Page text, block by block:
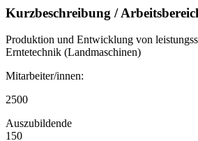
Kurzbeschreibung /
Produktion und Entwicklung von
Erntetechnik (Landmaschinen)
Mitarbeiter/innen:
2500
Auszubildende
150